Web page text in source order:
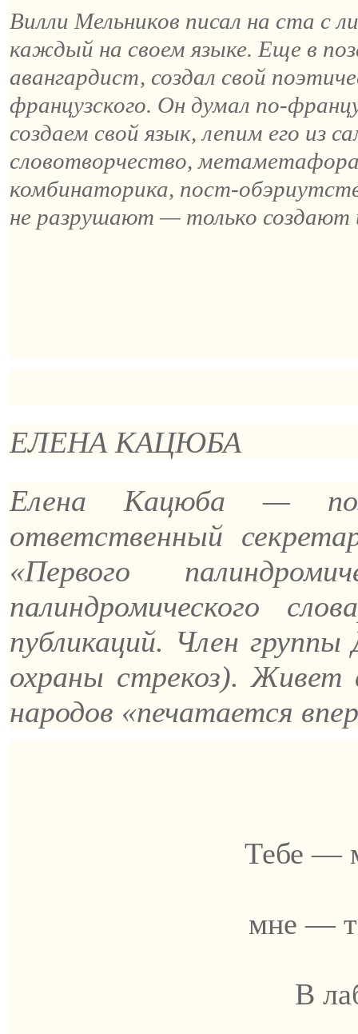
Вилли Мельников писал на ста с
каждый на своем языке. Еще в
авангардист, создал свой
французского. Он думал по-
создаем свой язык, лепим его из
словотворчество,
комбинаторика, пост-
не разрушают — только создают
ЕЛЕНА КАЦЮБА
Елена Кацюба —
ответственный
«Первого
палиндромического
публикаций. Член
охраны стрекоз).
народов «печатается
Тебе —
мне —
В